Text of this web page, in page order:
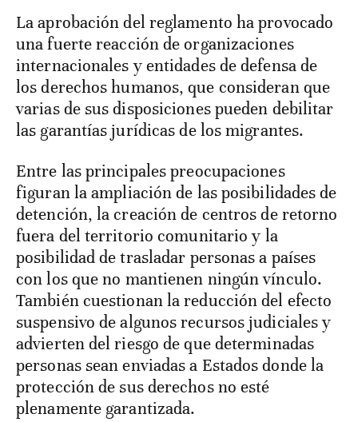
La aprobación del reglamento ha provocado
una fuerte reacción de organizaciones
internacionales y entidades de defensa de
los derechos humanos, que consideran que
varias de sus disposiciones pueden debilitar
las garantías jurídicas de los migrantes.
Entre las principales preocupaciones
figuran la ampliación de las posibilidades de
detención, la creación de centros de retorno
fuera del territorio comunitario y la
posibilidad de trasladar personas a países
con los que no mantienen ningún vínculo.
También cuestionan la reducción del efecto
suspensivo de algunos recursos judiciales y
advierten del riesgo de que determinadas
personas sean enviadas a Estados donde la
protección de sus derechos no esté
plenamente garantizada.